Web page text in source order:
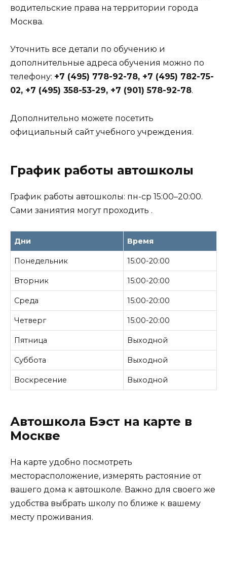
водительские права на территории города
Москва.
Уточнить все детали по обучению и
дополнительные адреса обучения можно по
телефону: +7 (495) 778-92-78, +7 (495) 782-75-
02, +7 (495) 358-53-29, +7 (901) 578-92-78.
Дополнительно можете посетить
официальный сайт учебного учреждения.
График работы автошколы
График работы автошколы: пн-ср 15:00–20:00.
Сами заниятия могут проходить .
Дни Время
Понедельник 15:00-20:00
Вторник 15:00-20:00
Среда 15:00-20:00
Четверг 15:00-20:00
Пятница Выходной
Суббота Выходной
Воскресение Выходной
Автошкола Бэст на карте в
Москве
На карте удобно посмотреть
месторасположение, измерять растояние от
вашего дома к автошколе. Важно для своего же
удобства выбрать школу по ближе к вашему
месту проживания.